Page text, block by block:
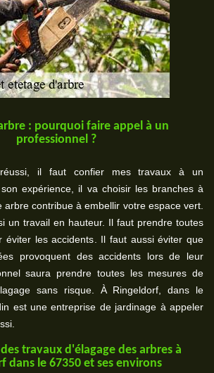
: pourquoi faire appel à un
professionnel ?
il faut confier mes travaux à un
expérience, il va choisir les branches à
contribue à embellir votre espace vert.
un travail en hauteur. Il faut prendre toutes
éviter les accidents. Il faut aussi éviter que
provoquent des accidents lors de leur
saura prendre toutes les mesures de
sans risque. À Ringeldorf, dans le
est une entreprise de jardinage à appeler
travaux d'élagage des arbres à
dans le 67350 et ses environs